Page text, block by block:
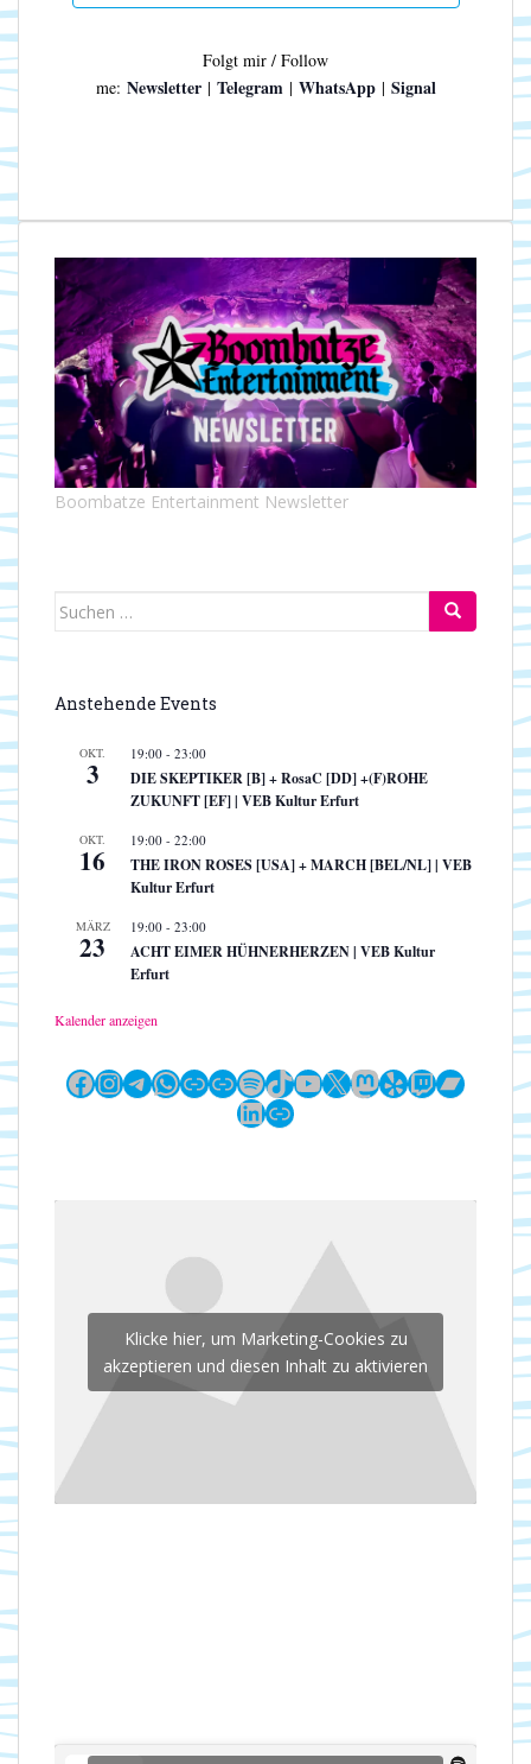
Folgt mir / Follow
me: Newsletter| Telegram | WhatsApp| Signal
Boombatze Entertainment Newsletter
Suchen
Anstehende Events
OKT.
3
19:00 - 23:00
DIE SKEPTIKER [B] + RosaC [DD] +(F)ROHE
ZUKUNFT [EF] | VEB Kultur Erfurt
OKT.
16
19:00 - 22:00
THE IRON ROSES [USA] + MARCH [BEL/NL] | VEB
Kultur Erfurt
MÄRZ
23
19:00 - 23:00
ACHT EIMER HÜHNERHERZEN | VEB Kultur
Erfurt
Kalender anzeigen
Facebook
Instagram
Telegram
WhatsApp
LinkLinkSpotify
TikTok
YouTube
X Mastodon
YelpTwitch
LinkedIn
Link
Klicke hier, um Marketing-Cookies zu
akzeptieren und diesen Inhalt zu aktivieren